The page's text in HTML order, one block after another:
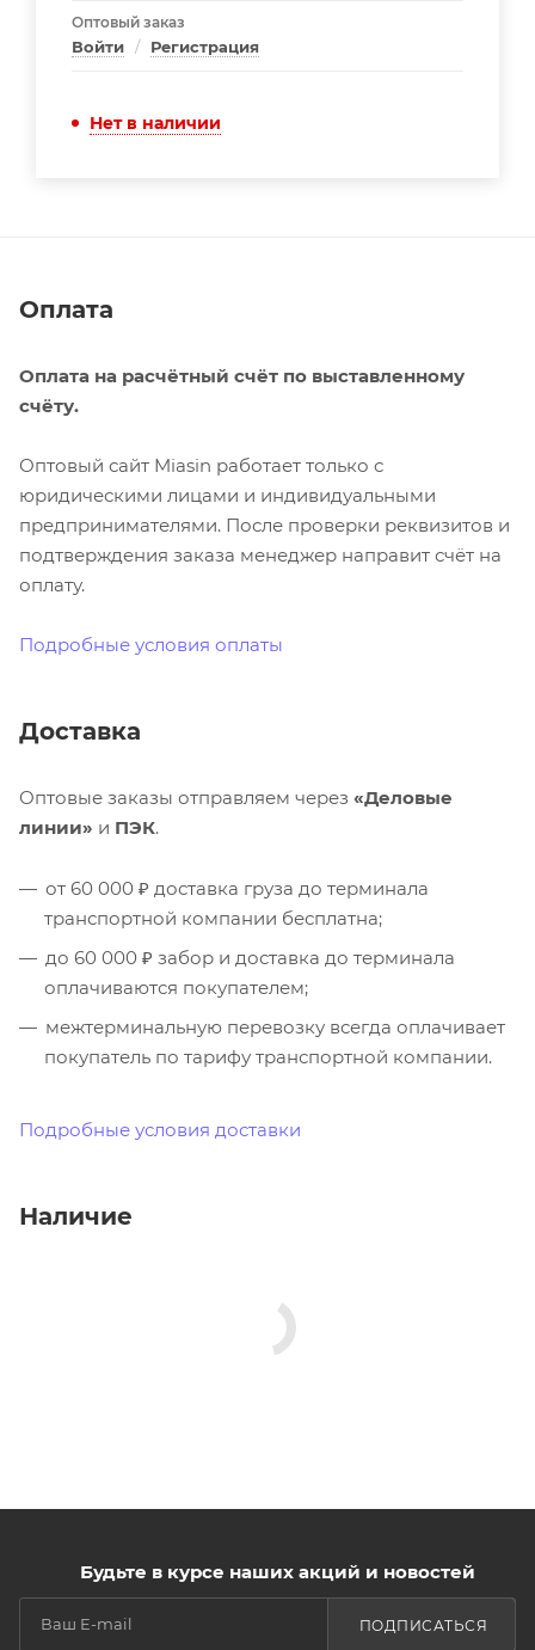
Оптовый заказ
Войти / Регистрация
Нет в наличии
Оплата
Оплата на расчётный счёт по выставленному
счёту.
Оптовый сайт Miasin работает только с
юридическими лицами и индивидуальными
предпринимателями. После проверки реквизитов и
подтверждения заказа менеджер направит счёт на
оплату.
Подробные условия оплаты
Доставка
Оптовые заказы отправляем через «Деловые
линии» и ПЭК.
от 60 000 ₽ доставка груза до терминала
транспортной компании бесплатна;
до 60 000 ₽ забор и доставка до терминала
оплачиваются покупателем;
межтерминальную перевозку всегда оплачивает
покупатель по тарифу транспортной компании.
Подробные условия доставки
Наличие
Будьте в курсе наших акций и новостей
ПОДПИСАТЬСЯ